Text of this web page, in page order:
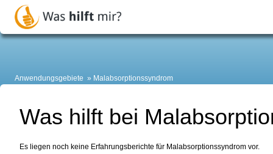
Anwendungsgebiete Malabsorptionssyndrom
Was hilft bei
Es liegen noch keine Erfahrungsberichte für Malabsorptionssyndrom vor.